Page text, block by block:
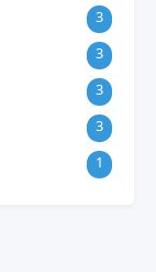
3
3
3
3
1